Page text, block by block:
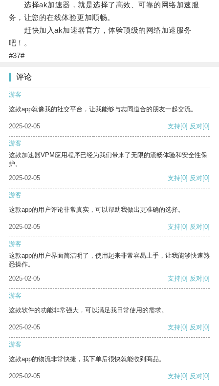
选择ak加速器，就是选择了高效、可靠的网络加速服
务，让您的在线体验更加顺畅。
赶快加入ak加速器官方，体验顶级的网络加速服务
吧！。
#37#
评论
游客
这款app就像我的社交平台，让我能够与志同道合的朋友一起交流。
2025-02-05 支持[0] 反对[0]
游客
这款加速器VPM应用程序已经为我们带来了无限的流畅体验和安全性保
护。
2025-02-05
支持[0] 反对[0]
游客
这款app的用户评论非常真实，可以帮助我做出更准确的选择。
2025-02-05 支持[0] 反对[0]
游客
这款app的用户界面简洁明了，使用起来非常容易上手，让我能够快速熟
悉操作。
2025-02-05
支持[0] 反对[0]
游客
这款软件的功能非常强大，可以满足我日常使用的需求。
2025-02-05 支持[0] 反对[0]
游客
这款app的物流非常快捷，我下单后很快就能收到商品。
2025-02-05 支持[0] 反对[0]